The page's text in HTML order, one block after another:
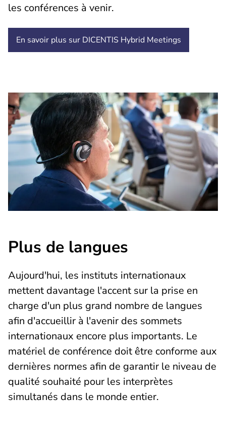
les conférences à venir.
En savoir plus sur DICENTIS Hybrid Meetings
Plus de langues
Aujourd'hui, les instituts internationaux
mettent davantage l'accent sur la prise en
charge d'un plus grand nombre de langues
afin d'accueillir à l'avenir des sommets
internationaux encore plus importants. Le
matériel de conférence doit être conforme aux
dernières normes afin de garantir le niveau de
qualité souhaité pour les interprètes
simultanés dans le monde entier.